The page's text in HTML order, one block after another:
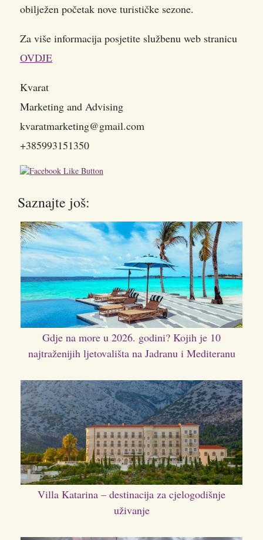
obilježen početak nove turističke sezone.
Za više informacija posjetite službenu web stranicu
OVDJE
Kvarat
Marketing and Advising
kvaratmarketing@gmail.com
+385993151350
Saznajte još:
Gdje na more u 2026. godini? Kojih je 10
najtraženijih ljetovališta na Jadranu i Mediteranu
Villa Katarina – destinacija za cjelogodišnje
uživanje